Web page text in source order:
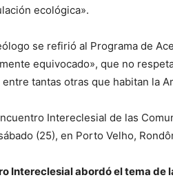
ecológica».
se refirió al Programa de
equivocado», que no
tantas otras que habitan la
Intereclesial de las
(25), en Porto Velho,
Intereclesial abordó el tema de